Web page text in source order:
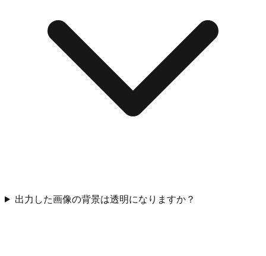
出力した画像の背景は透明になりますか？